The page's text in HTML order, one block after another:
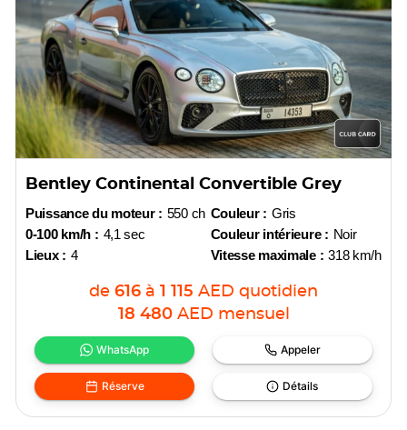
Bentley Continental Convertible Grey
Puissance du moteur : 550 ch
0-100 km/h : 4,1 sec
Lieux : 4
Couleur : Gris
Couleur intérieure : Noir
Vitesse maximale : 318 km/h
de 616 à 1 115 AED quotidien
18 480 AED mensuel
WhatsApp Appeler
Réserve Détails